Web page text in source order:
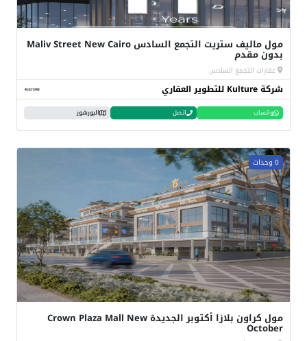
مول ماليف ستريت التجمع السادس Maliv Street New Cairo
بدون مقدم
عقارات التجمع السادس
شركة Kulture للتطوير العقاري
واتساب اتصل البورشور
0 وحدات
مول كراون بلازا أكتوبر الجديدة Crown Plaza Mall New
October